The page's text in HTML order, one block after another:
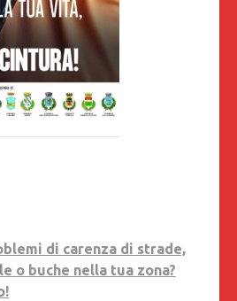
di carenza di strade,
o buche nella tua zona?